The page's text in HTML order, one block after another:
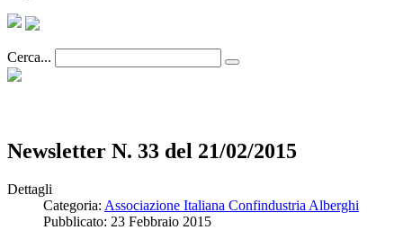
Cerca...
Newsletter N. 33 del 21/02/2015
Dettagli
Categoria: Associazione Italiana Confindustria Alberghi
Pubblicato: 23 Febbraio 2015